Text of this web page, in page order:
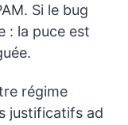
Si le bug
: la puce est
régime
justificatifs ad